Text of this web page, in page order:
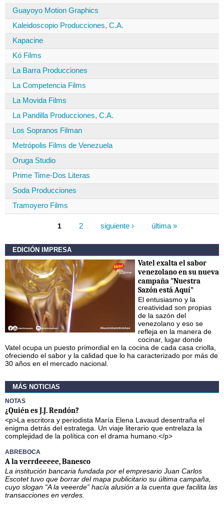
Guayoyo Motion Graphics
Kaleidoscopio Producciones, C.A.
Kapacine
Kó Films
La Barra Producciones
La Competencia Films
La Movida Films
La Pandilla Producciones, C.A.
Los Sopranos Filman
Metrópolis Films de Venezuela
Oruga Studio
Prime Time-Dos Literas
Soda Producciones
Tramoyero Films
Páginas
1 2 siguiente › última »
EDICIÓN IMPRESA
Vatel exalta el sabor
venezolano en su nueva
campaña "Nuestra
Sazón está Aquí"
El entusiasmo y la
creatividad son propias
de la sazón del
venezolano y eso se
refleja en la manera de
cocinar, lugar donde
Vatel ocupa un puesto primordial en la cocina de cada casa criolla,
ofreciendo el sabor y la calidad que lo ha caracterizado por más de
30 años en el mercado nacional.
MÁS NOTICIAS
NOTAS
¿Quién es J.J. Rendón?
<p>La escritora y periodista María Elena Lavaud desentraña el
enigma detrás del estratega. Un viaje literario que entrelaza la
complejidad de la política con el drama humano.</p>
ABREBOCA
A la verrdeeeee, Banesco
La institución bancaria fundada por el empresario Juan Carlos
Escotet tuvo que borrar del mapa publicitario su última campaña,
cuyo slogan “A la veeerde” hacía alusión a la cuenta que facilita las
transacciones en verdes.